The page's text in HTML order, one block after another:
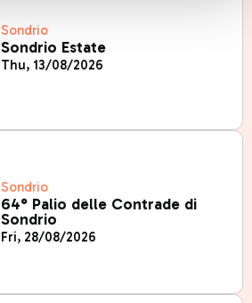
Sondrio
Sondrio Estate
Thu, 13/08/2026
Sondrio
64° Palio delle Contrade di
Sondrio
Fri, 28/08/2026